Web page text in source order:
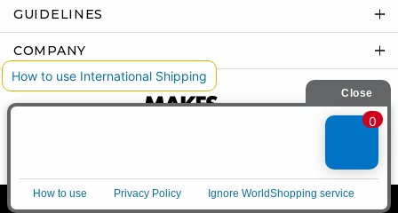
GUIDELINES
COMPANY
Copyright © MAKES co.,ltd .All rights reserved